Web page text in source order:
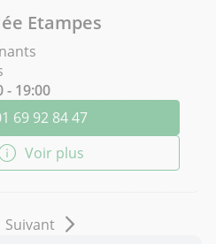
Etampes
- 19:00
69 92 84 47
Voir plus
Suivant